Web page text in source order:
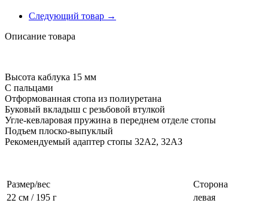
Следующий товар →
Описание товара
Высота каблука 15 мм
С пальцами
Отформованная стопа из полиуретана
Буковый вкладыш с резьбовой втулкой
Угле-кевларовая пружина в переднем отделе стопы
Подъем плоско-выпуклый
Рекомендуемый адаптер стопы 32А2, 32АЗ
Размер/вес
Сторона
22 см / 195 г
левая